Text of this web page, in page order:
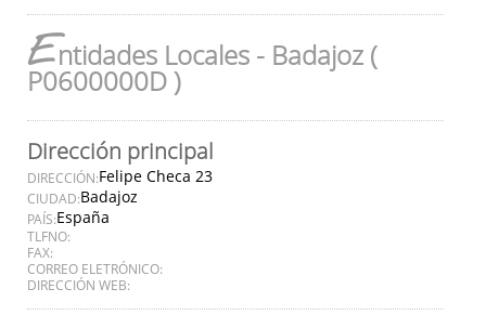
Entidades Locales - Badajoz (
P0600000D )
Dirección principal
DIRECCIÓN:Felipe Checa 23
CIUDAD:Badajoz
PAÍS:España
TLFNO:
FAX:
CORREO ELETRÓNICO:
DIRECCIÓN WEB: